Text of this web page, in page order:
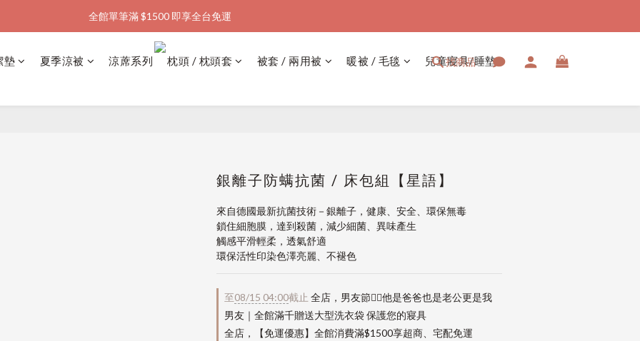
加入會員購物金  馬上領  馬上折
全館單筆滿 $1500 即享全台免運
加入會員購物金  馬上領  馬上折
找商品
墊 夏季涼被 涼蓆系列 枕頭 / 枕頭套 被套 / 兩用被 暖被 / 毛毯 兒童寢具/睡墊
銀離子防螨抗菌 / 床包組【星語】
來自德國最新抗菌技術－銀離子，健康、安全、環保無毒
鎖住細胞膜，達到殺菌，減少細菌、異味產生
觸感平滑輕柔，透氣舒適
環保活性印染色澤亮麗、不褪色
至08/15 04:00截止 全店，男友節👱‍♂️他是爸爸也是老公更是我
男友｜全館滿千贈送大型洗衣袋 保護您的寢具
全店，【免運優惠】全館消費滿$1500享超商、宅配免運